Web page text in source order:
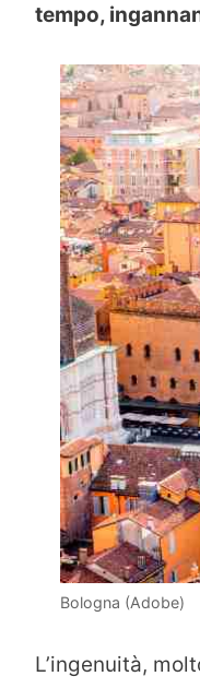
tempo,
Bologna (Adobe)
L’ingenuità,